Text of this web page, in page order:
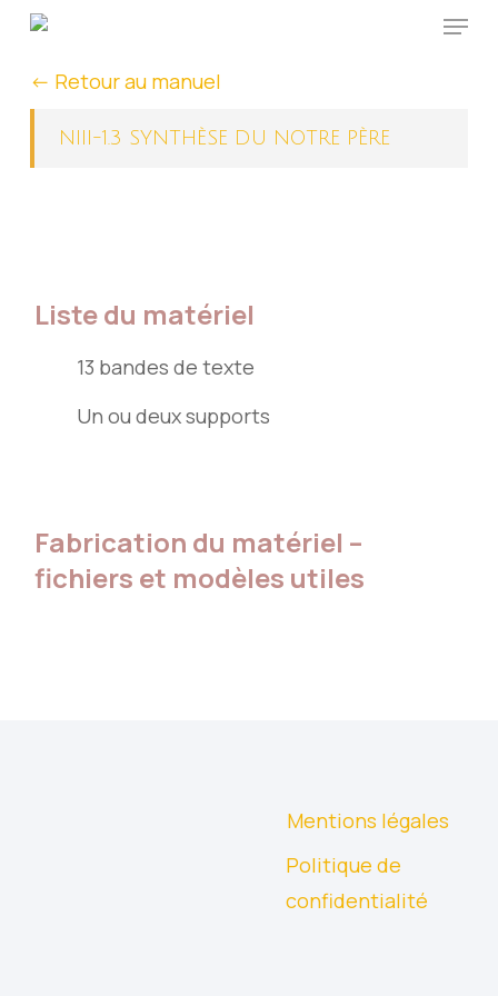
Skip
main
content
Menu
<- Retour au manuel
NIII-1.3 SYNTHÈSE DU NOTRE PÈRE
Liste du matériel
13 bandes de texte
Un ou deux supports
Fabrication du matériel –
fichiers et modèles utiles
Mentions légales
Politique de
confidentialité